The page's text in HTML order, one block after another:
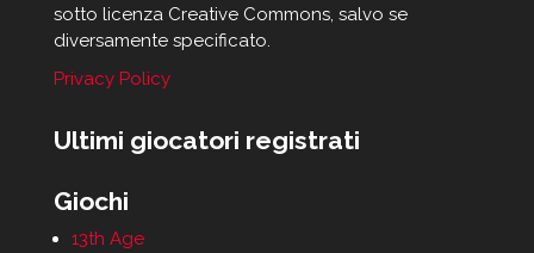
sotto licenza Creative Commons, salvo se
diversamente specificato.
Privacy Policy
Ultimi giocatori registrati
Giochi
13th Age